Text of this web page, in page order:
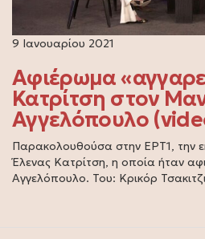
9 Ιανουαρίου 2021
Αφιέρωμα
Κατρίτση στον
Αγγελόπουλο
Παρακολουθούσα στην ΕΡΤ1, την
Έλενας Κατρίτση, η οποία ήταν
Αγγελόπουλο. Του: Κρικόρ